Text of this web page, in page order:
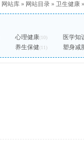
网站库 » 网站目录 » 卫生健康
心理健康(10)
医学知
养生保健(11) 塑身减